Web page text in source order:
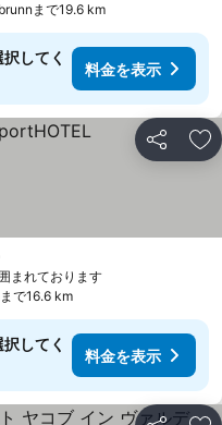
まで19.6 km
してく
料金を表示
シェア お
まれております
で16.6 km
してく
料金を表示